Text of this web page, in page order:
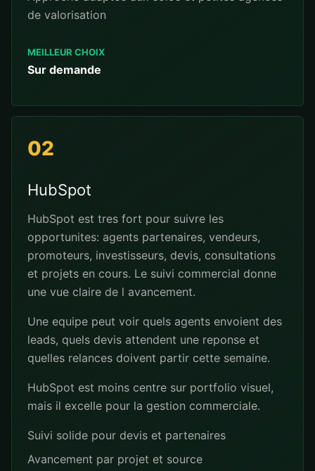
de valorisation
MEILLEUR CHOIX
Sur demande
02
HubSpot
HubSpot est tres fort pour suivre les
opportunites: agents partenaires, vendeurs,
promoteurs, investisseurs, devis, consultations
et projets en cours. Le suivi commercial donne
une vue claire de l avancement.
Une equipe peut voir quels agents envoient des
leads, quels devis attendent une reponse et
quelles relances doivent partir cette semaine.
HubSpot est moins centre sur portfolio visuel,
mais il excelle pour la gestion commerciale.
Suivi solide pour devis et partenaires
Avancement par projet et source